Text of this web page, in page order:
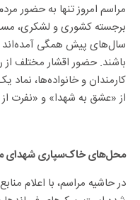
مراسم امروز تنها به حضور
برجسته کشوری و لشکری،
سال‌های پیش همگی آمده‌اند
باشند. حضور اقشار مختلف از
کارمندان و خانواده‌ها،
از «عشق به شهدا» و «نفرت
محل‌های خاک‌سپاری شهدای
در حاشیه مراسم، با اعلام